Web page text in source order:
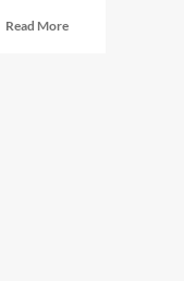
Read MoreRead